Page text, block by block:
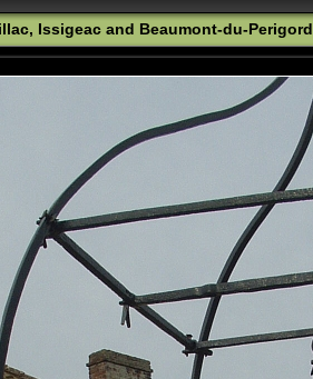
Issigeac and Beaumont-du-Perigord